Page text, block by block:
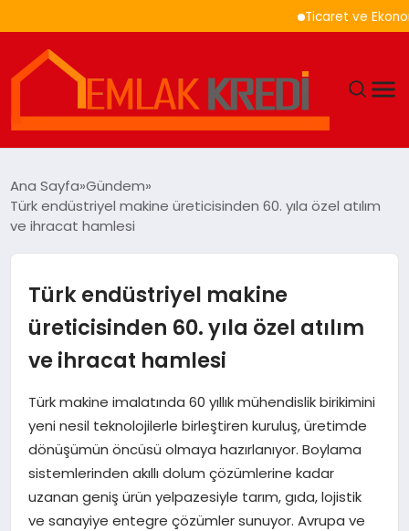
Ticaret ve Ekonomik
EKONOMI
MAGAZIN
SAĞLIK
SIYASET
SPOR
Ana Sayfa Gündem
Türk endüstriyel makine üreticisinden 60. yıla özel atılım
ve ihracat hamlesi
Türk endüstriyel makine
üreticisinden 60. yıla özel atılım
ve ihracat hamlesi
Türk makine imalatında 60 yıllık mühendislik birikimini
yeni nesil teknolojilerle birleştiren kuruluş, üretimde
dönüşümün öncüsü olmaya hazırlanıyor. Boylama
sistemlerinden akıllı dolum çözümlerine kadar
uzanan geniş ürün yelpazesiyle tarım, gıda, lojistik
ve sanayiye entegre çözümler sunuyor. Avrupa ve